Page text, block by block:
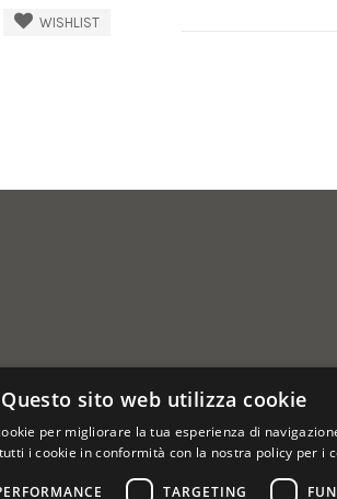
WISHLIST
Questo sito web utilizza cookie
per migliorare la tua esperienza di
i cookie in conformità con la nostra policy per i
TARGETING